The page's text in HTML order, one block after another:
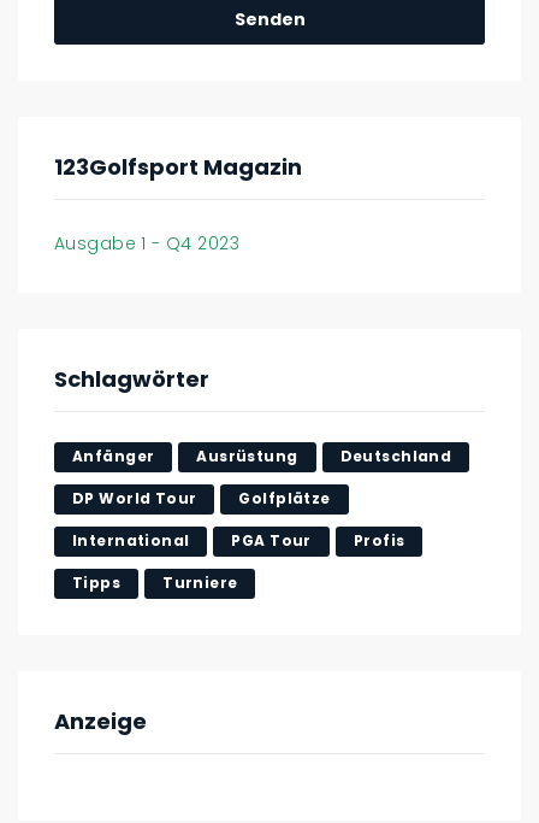
123Golfsport Magazin
Ausgabe 1 - Q4 2023
Schlagwörter
Anfänger Ausrüstung Deutschland
DP World Tour Golfplätze
International PGA Tour Profis
Tipps Turniere
Anzeige